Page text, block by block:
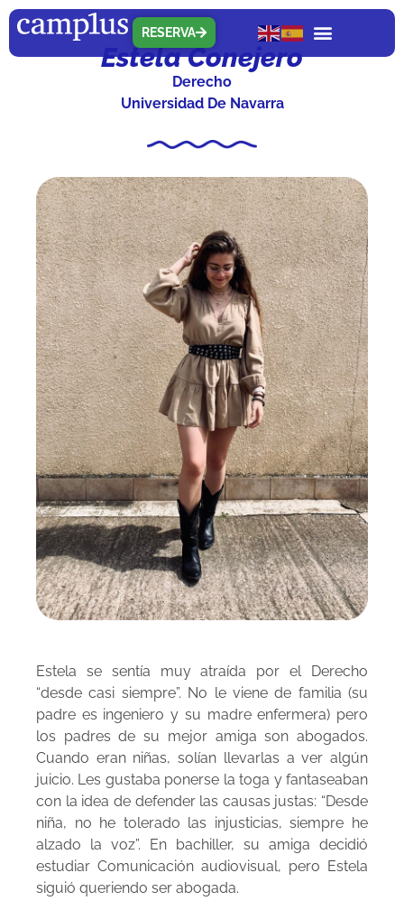
RESERVA
Estela Conejero
Derecho
Universidad De Navarra
Estela se sentía muy atraída por el Derecho
“desde casi siempre”. No le viene de familia (su
padre es ingeniero y su madre enfermera) pero
los padres de su mejor amiga son abogados.
Cuando eran niñas, solían llevarlas a ver algún
juicio. Les gustaba ponerse la toga y fantaseaban
con la idea de defender las causas justas: “Desde
niña, no he tolerado las injusticias, siempre he
alzado la voz”. En bachiller, su amiga decidió
estudiar Comunicación audiovisual, pero Estela
siguió queriendo ser abogada.